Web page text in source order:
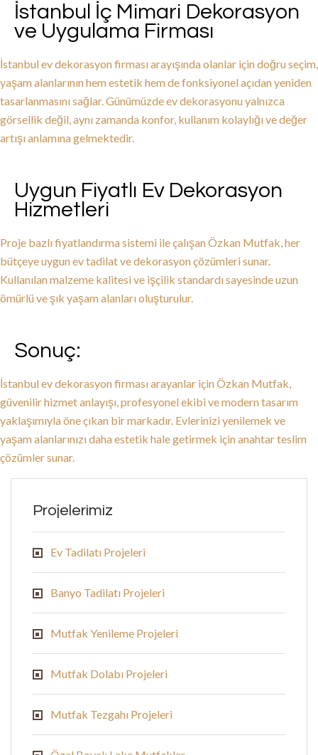
Projelerimiz
Ev Tadilatı Projeleri
Banyo Tadilatı Projeleri
Mutfak Yenileme Projeleri
Mutfak Dolabı Projeleri
Mutfak Tezgahı Projeleri
İstanbul İç Mimari Dekorasyon
ve Uygulama Firması
İstanbul ev dekorasyon firması arayışında olanlar için doğru seçim,
yaşam alanlarının hem estetik hem de fonksiyonel açıdan yeniden
tasarlanmasını sağlar. Günümüzde ev dekorasyonu yalnızca
görsellik değil, aynı zamanda konfor, kullanım kolaylığı ve değer
artışı anlamına gelmektedir.
Uygun Fiyatlı Ev Dekorasyon
Hizmetleri
Proje bazlı fiyatlandırma sistemi ile çalışan Özkan Mutfak, her
bütçeye uygun ev tadilat ve dekorasyon çözümleri sunar.
Kullanılan malzeme kalitesi ve işçilik standardı sayesinde uzun
ömürlü ve şık yaşam alanları oluşturulur.
Sonuç:
İstanbul ev dekorasyon firması arayanlar için Özkan Mutfak,
güvenilir hizmet anlayışı, profesyonel ekibi ve modern tasarım
yaklaşımıyla öne çıkan bir markadır. Evlerinizi yenilemek ve
yaşam alanlarınızı daha estetik hale getirmek için anahtar teslim
çözümler sunar.